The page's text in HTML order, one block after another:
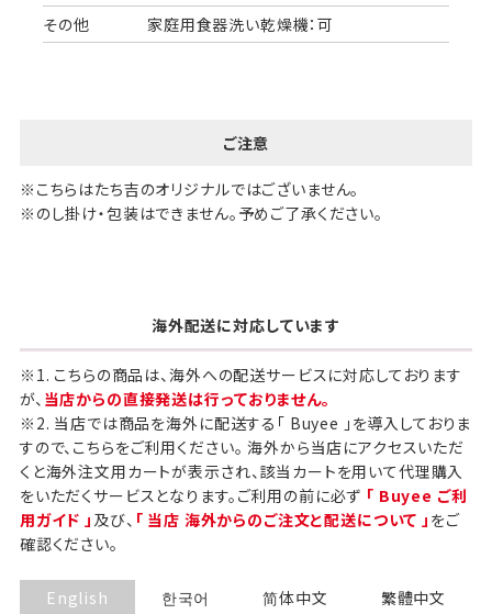
その他
家庭用食器洗い乾燥機：可
ご注意
※こちらはたち吉のオリジナルではございません。
※のし掛け・包装はできません。予めご了承ください。
海外配送に対応しています
※1. こちらの商品は、海外への配送サービスに対応しております
が、 当店からの直接発送は行っておりません。
※2. 当店では商品を海外に配送する「 Buyee 」を導入しておりま
すので、こちらをご利用ください。 海外から当店にアクセスいただ
くと海外注文用カートが表示され、該当カートを用いて代理購入
をいただくサービスとなります。ご利用の前に必ず 「 Buyee ご利
用ガイド 」 及び、 「 当店 海外からのご注文と配送について 」 をご
確認ください。
English 한국어 简体中文 繁體中文